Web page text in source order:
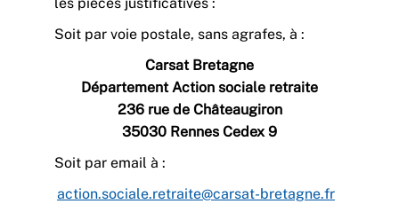
les pièces justificatives :
Soit par voie postale, sans agrafes, à :
Carsat Bretagne
Département Action sociale retraite
236 rue de Châteaugiron
35030 Rennes Cedex 9
Soit par email à :
action.sociale.retraite@carsat-bretagne.fr